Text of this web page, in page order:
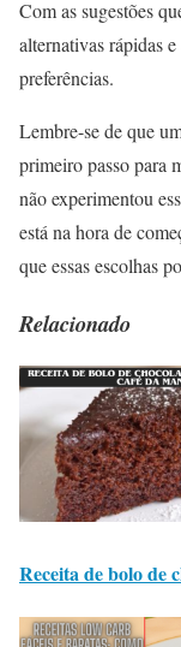
Com as sugestões
alternativas rápidas
preferências.
Lembre-se de que
primeiro passo para
não experimentou
está na hora de
que essas escolhas
Relacionado
Receita de bolo de